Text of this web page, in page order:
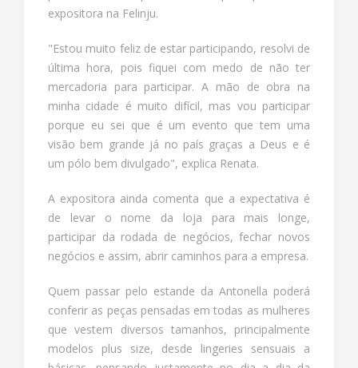
expositora na Felinju.
"Estou muito feliz de estar participando, resolvi de
última hora, pois fiquei com medo de não ter
mercadoria para participar. A mão de obra na
minha cidade é muito difícil, mas vou participar
porque eu sei que é um evento que tem uma
visão bem grande já no país graças a Deus e é
um pólo bem divulgado", explica Renata.
A expositora ainda comenta que a expectativa é
de levar o nome da loja para mais longe,
participar da rodada de negócios, fechar novos
negócios e assim, abrir caminhos para a empresa.
Quem passar pelo estande da Antonella poderá
conferir as peças pensadas em todas as mulheres
que vestem diversos tamanhos, principalmente
modelos plus size, desde lingeries sensuais a